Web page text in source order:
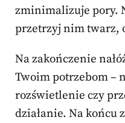
zminimalizuje pory.
przetrzyj nim twarz,
Na zakończenie
Twoim potrzebom –
rozświetlenie czy
działanie. Na końcu